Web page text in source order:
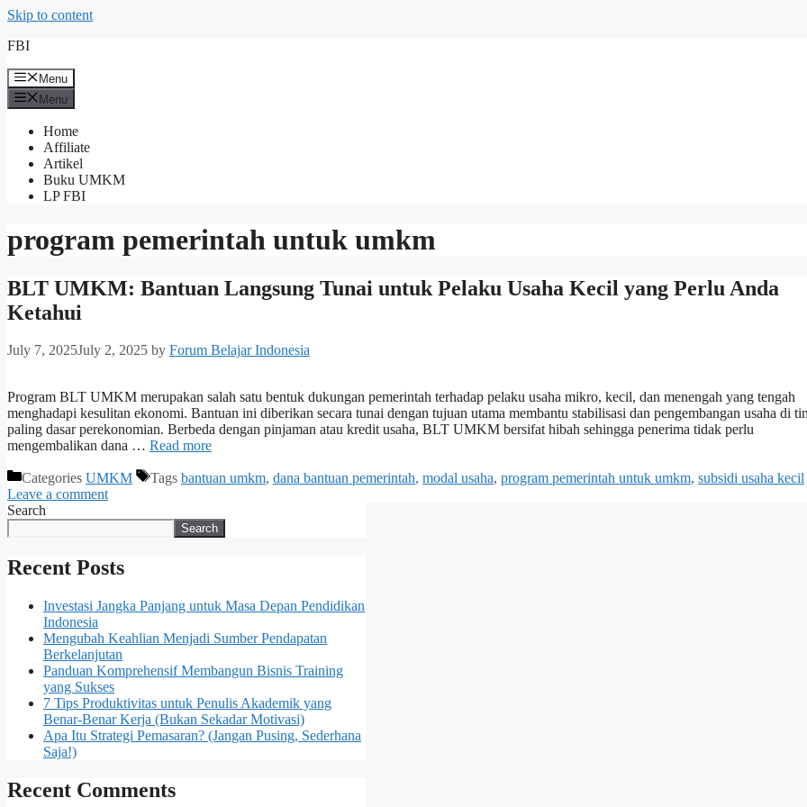
Skip to content
FBI
Menu
Menu
Home
Affiliate
Artikel
Buku UMKM
LP FBI
program pemerintah untuk umkm
BLT UMKM: Bantuan Langsung Tunai untuk Pelaku Usaha Kecil yang Perlu Anda
Ketahui
July 7, 2025July 2, 2025 by Forum Belajar Indonesia
Program BLT UMKM merupakan salah satu bentuk dukungan pemerintah terhadap pelaku usaha mikro, kecil, dan menengah yang tengah
menghadapi kesulitan ekonomi. Bantuan ini diberikan secara tunai dengan tujuan utama membantu stabilisasi dan pengembangan usaha di
paling dasar perekonomian. Berbeda dengan pinjaman atau kredit usaha, BLT UMKM bersifat hibah sehingga penerima tidak perlu
mengembalikan dana … Read more
Categories UMKM Tags bantuan umkm, dana bantuan pemerintah, modal usaha, program pemerintah untuk umkm, subsidi usaha kecil
Leave a comment
Search
Search
Recent Posts
Investasi Jangka Panjang untuk Masa Depan Pendidikan
Indonesia
Mengubah Keahlian Menjadi Sumber Pendapatan
Berkelanjutan
Panduan Komprehensif Membangun Bisnis Training
yang Sukses
7 Tips Produktivitas untuk Penulis Akademik yang
Benar-Benar Kerja (Bukan Sekadar Motivasi)
Apa Itu Strategi Pemasaran? (Jangan Pusing, Sederhana
Saja!)
Recent Comments